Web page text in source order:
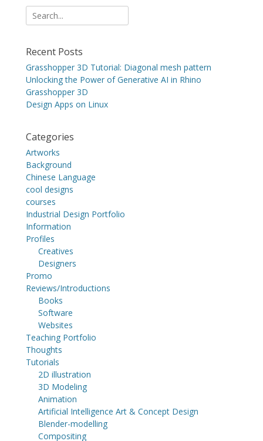
Search
for:
Recent Posts
Grasshopper 3D Tutorial: Diagonal mesh pattern
Unlocking the Power of Generative AI in Rhino
Grasshopper 3D
Design Apps on Linux
Categories
Artworks
Background
Chinese Language
cool designs
courses
Industrial Design Portfolio
Information
Profiles
Creatives
Designers
Promo
Reviews/Introductions
Books
Software
Websites
Teaching Portfolio
Thoughts
Tutorials
2D illustration
3D Modeling
Animation
Artificial Intelligence Art & Concept Design
Blender-modelling
Compositing